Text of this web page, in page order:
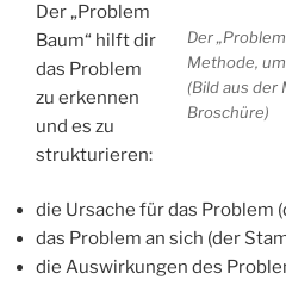
Der
Methode,
(Bild aus der
Broschüre)
Der „Problem
Baum“ hilft dir
das Problem
zu erkennen
und es zu
strukturieren:
die Ursache für das Problem
das Problem an sich (der
die Auswirkungen des